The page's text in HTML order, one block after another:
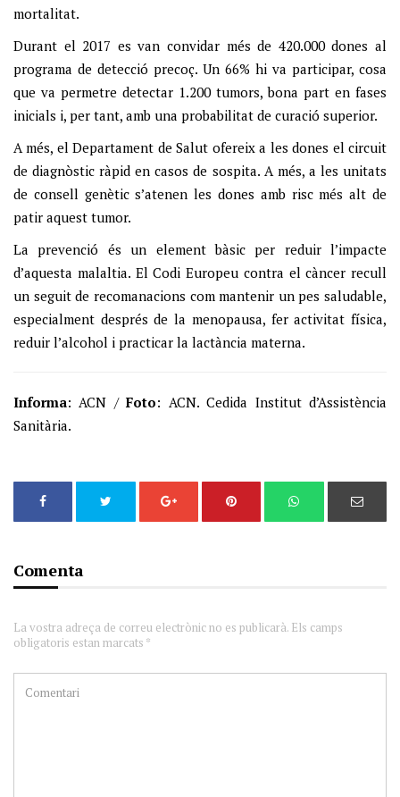
mortalitat.
Durant el 2017 es van convidar més de 420.000 dones al
programa de detecció precoç. Un 66% hi va participar, cosa
que va permetre detectar 1.200 tumors, bona part en fases
inicials i, per tant, amb una probabilitat de curació superior.
A més, el Departament de Salut ofereix a les dones el circuit
de diagnòstic ràpid en casos de sospita. A més, a les unitats
de consell genètic s’atenen les dones amb risc més alt de
patir aquest tumor.
La prevenció és un element bàsic per reduir l’impacte
d’aquesta malaltia. El Codi Europeu contra el càncer recull
un seguit de recomanacions com mantenir un pes saludable,
especialment després de la menopausa, fer activitat física,
reduir l’alcohol i practicar la lactància materna.
Informa: ACN /Foto: ACN. Cedida Institut d’Assistència
Sanitària.
Comenta
La vostra adreça de correu electrònic no es publicarà. Els camps
obligatoris estan marcats *